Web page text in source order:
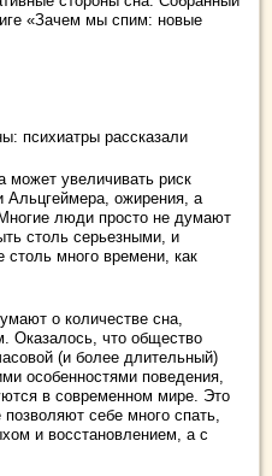
«Зачем мы спим: новые
психиатры рассказали
может увеличивать риск
Альцгеймера, ожирения, а
люди просто не думают
столь серьезными, и
много времени, как
о количестве сна,
Оказалось, что общество
(и более длительный)
особенностями поведения,
в современном мире. Это
себе много спать,
и восстановлением, а с